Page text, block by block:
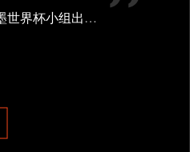
“净胜球打平也不慌：美加墨世界杯小组出线新规一图看懂”